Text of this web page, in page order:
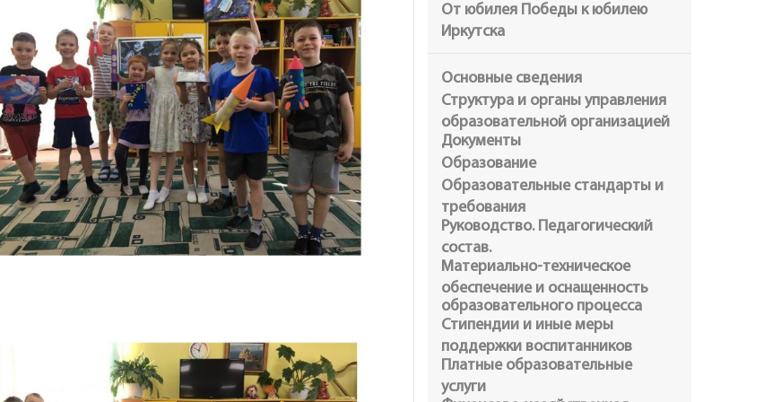
От юбилея Победы к юбилею
Иркутска
Основные сведения
Структура и органы управления
образовательной организацией
Документы
Образование
Образовательные стандарты и
требования
Руководство. Педагогический
состав.
Материально-техническое
обеспечение и оснащенность
образовательного процесса
Стипендии и иные меры
поддержки воспитанников
Платные образовательные
услуги